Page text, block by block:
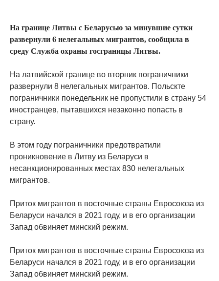
На границе Литвы с Беларусью за минувшие сутки
развернули 6 нелегальных мигрантов, сообщила в
среду Служба охраны госграницы Литвы.
На латвийской границе во вторник пограничники
развернули 8 нелегальных мигрантов. Польскте
пограничники понедельник не пропустили в страну 54
иностранцев, пытавшихся незаконно попасть в
страну.
В этом году пограничники предотвратили
проникновение в Литву из Беларуси в
несанкционированных местах 830 нелегальных
мигрантов.
Приток мигрантов в восточные страны Евросоюза из
Беларуси начался в 2021 году, и в его организации
Запад обвиняет минский режим.
Приток мигрантов в восточные страны Евросоюза из
Беларуси начался в 2021 году, и в его организации
Запад обвиняет минский режим.